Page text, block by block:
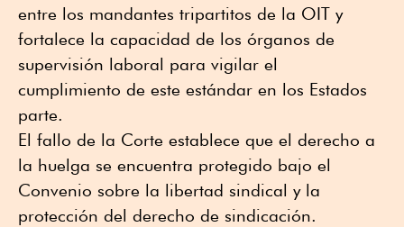
entre los mandantes tripartitos de la OIT y
fortalece la capacidad de los órganos de
supervisión laboral para vigilar el
cumplimiento de este estándar en los Estados
parte.
El fallo de la Corte establece que el derecho a
la huelga se encuentra protegido bajo el
Convenio sobre la libertad sindical y la
protección del derecho de sindicación.